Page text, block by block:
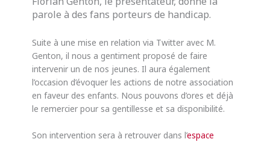
parole à des fans porteurs de handicap.
Suite à une mise en relation via Twitter avec M.
Genton, il nous a gentiment proposé de faire
intervenir un de nos jeunes. Il aura également
l’occasion d’évoquer les actions de notre association
en faveur des enfants. Nous pouvons d’ores et déjà
le remercier pour sa gentillesse et sa disponibilité.
Son intervention sera à retrouver dans l’espace